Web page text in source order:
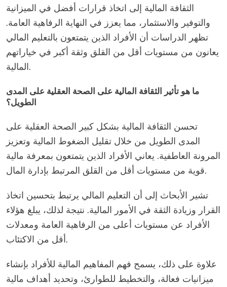
الثقافة المالية إلى اتخاذ قرارات أفضل في الميزانية
والتوفير والاستثمار، مما يعزز في النهاية الرفاهية العامة.
تظهر الدراسات أن الأفراد الذين يتمتعون بالتعليم المالي
يعانون من مستويات أقل من القلق وثقة أكبر في خياراتهم
المالية.
ما هو تأثير الثقافة المالية على الصحة العقلية على المدى
الطويل؟
تحسن الثقافة المالية بشكل كبير الصحة العقلية على
المدى الطويل من خلال تقليل الضغوط المالية وتعزيز
المرونة العاطفية. يعاني الأفراد الذين يتمتعون بمعرفة مالية
قوية من مستويات أقل من القلق المرتبط بإدارة المال.
تشير الأبحاث إلى أن التعليم المالي يرتبط بتحسين اتخاذ
القرار وزيادة الثقة في الأمور المالية. نتيجة لذلك، يبلغ هؤلاء
الأفراد عن مستويات أعلى من الرفاهية العامة ومعدلات
أقل من الاكتئاب.
علاوة على ذلك، يسمح فهم المفاهيم المالية للأفراد بإنشاء
ميزانيات فعالة، والتخطيط للطوارئ، وتحديد أهداف مالية